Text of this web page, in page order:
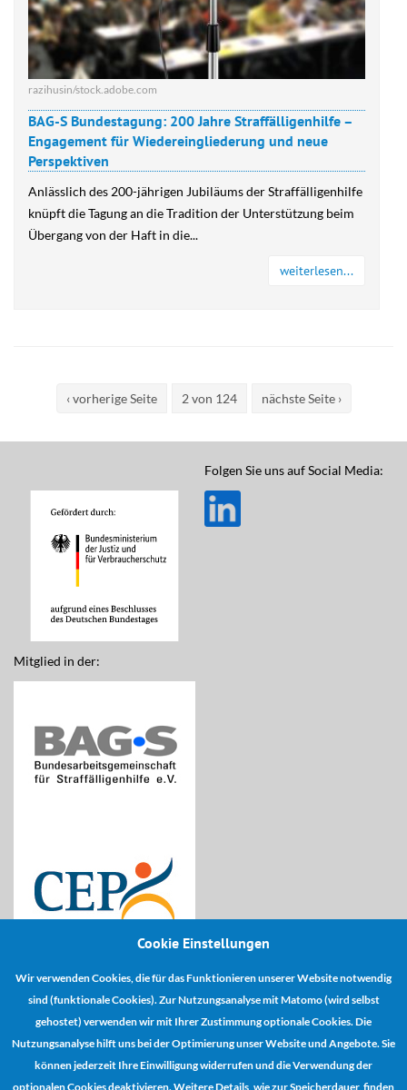
Cookie Einstellungen
Wir verwenden Cookies, die für das Funktionieren unserer Website notwendig
sind (funktionale Cookies). Zur Nutzungsanalyse mit Matomo (wird selbst
gehostet) verwenden wir mit Ihrer Zustimmung optionale Cookies. Die
Nutzungsanalyse hilft uns bei der Optimierung unser Website und Angebote. Sie
können jederzeit Ihre Einwilligung widerrufen und die Verwendung der
optionalen Cookies deaktivieren. Weitere Details, wie zur Speicherdauer, finden
razihusin/stock.adobe.com
BAG-S Bundestagung: 200 Jahre Straffälligenhilfe –
Engagement für Wiedereingliederung und neue
Perspektiven
Anlässlich des 200-jährigen Jubiläums der Straffälligenhilfe
knüpft die Tagung an die Tradition der Unterstützung beim
Übergang von der Haft in die...
weiterlesen...
‹ vorherige Seite 2 von 124 nächste Seite ›
Mitglied in der:
Kooperationspartner:
Folgen Sie uns auf Social Media: